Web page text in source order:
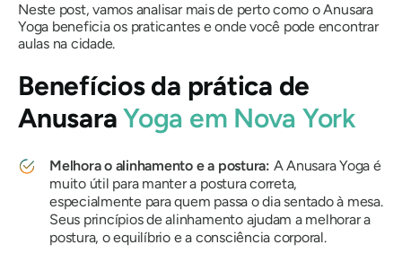
Neste post, vamos analisar mais de perto como o Anusara
Yoga beneficia os praticantes e onde você pode encontrar
aulas na cidade.
Benefícios da prática de
AnusaraYoga em Nova York
Melhora o alinhamento e a postura: A Anusara Yoga é
muito útil para manter a postura correta,
especialmente para quem passa o dia sentado à mesa.
Seus princípios de alinhamento ajudam a melhorar a
postura, o equilíbrio e a consciência corporal.